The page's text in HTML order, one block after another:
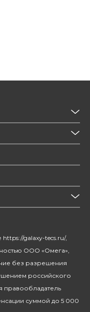
galaxy-tecs.ru/,
ООО «Омега»,
без разрешения
российского
правообладатель
суммой до 5 000